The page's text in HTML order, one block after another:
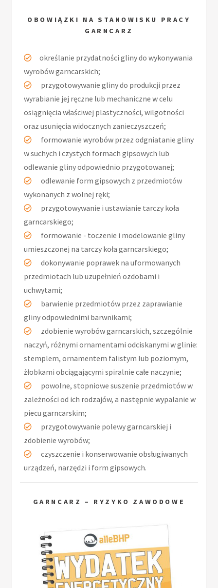
OBOWIĄZKI NA STANOWISKU PRACY
GARNCARZ
określanie przydatności gliny do wykonywania
wyrobów garncarskich;
przygotowywanie gliny do produkcji przez
wyrabianie jej ręczne lub mechaniczne w celu
osiągnięcia właściwej plastyczności, wilgotności
oraz usunięcia widocznych zanieczyszczeń;
formowanie wyrobów przez odgniatanie gliny
w suchych i czystych formach gipsowych lub
odlewanie gliny odpowiednio przygotowanej;
odlewanie form gipsowych z przedmiotów
wykonanych z wolnej ręki;
przygotowywanie i ustawianie tarczy koła
garncarskiego;
formowanie - toczenie i modelowanie gliny
umieszczonej na tarczy koła garncarskiego;
dokonywanie poprawek na uformowanych
przedmiotach lub uzupełnień ozdobami i
uchwytami;
barwienie przedmiotów przez zaprawianie
gliny odpowiednimi barwnikami;
zdobienie wyrobów garncarskich, szczególnie
naczyń, różnymi ornamentami odciskanymi w glinie:
stemplem, ornamentem falistym lub poziomym,
żłobkami obciągającymi spiralnie całe naczynie;
powolne, stopniowe suszenie przedmiotów w
zależności od ich rodzajów, a następnie wypalanie w
piecu garncarskim;
przygotowywanie polewy garncarskiej i
zdobienie wyrobów;
czyszczenie i konserwowanie obsługiwanych
urządzeń, narzędzi i form gipsowych.
GARNCARZ – RYZYKO ZAWODOWE